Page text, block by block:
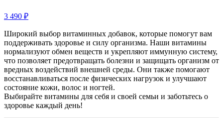
3 490 ₽
Широкий выбор витаминных добавок, которые помогут вам
поддерживать здоровье и силу организма. Наши витамины
нормализуют обмен веществ и укрепляют иммунную систему,
что позволяет предотвращать болезни и защищать организм от
вредных воздействий внешней среды. Они также помогают
восстанавливаться после физических нагрузок и улучшают
состояние кожи, волос и ногтей.
Выбирайте витамины для себя и своей семьи и заботьтесь о
здоровье каждый день!